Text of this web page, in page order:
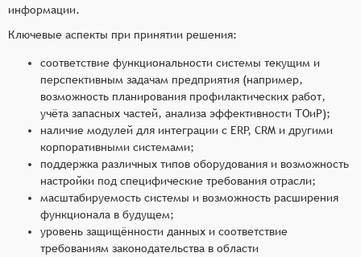
информации.
Ключевые аспекты при принятии решения:
соответствие функциональности системы текущим и
перспективным задачам предприятия (например,
возможность планирования профилактических работ,
учёта запасных частей, анализа эффективности ТОиР);
наличие модулей для интеграции с ERP, CRM и другими
корпоративными системами;
поддержка различных типов оборудования и возможность
настройки под специфические требования отрасли;
масштабируемость системы и возможность расширения
функционала в будущем;
уровень защищённости данных и соответствие
требованиям законодательства в области